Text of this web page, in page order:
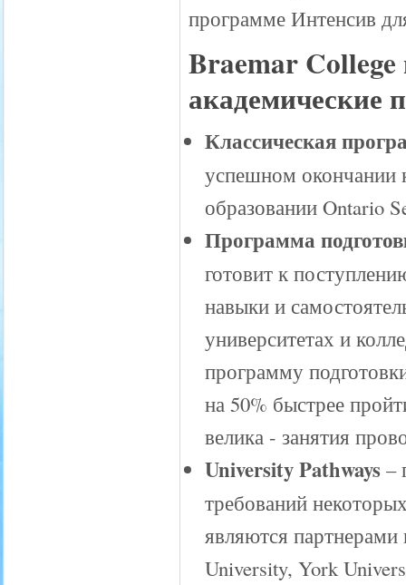
программе Интенсив
Braemar College
академические
Классическая
успешном окончании
образовании Ontario
Программа
готовит к
навыки и
университетах и
программу
на 50% быстрее
велика - занятия
University Pathways –
требований
являются
University, York